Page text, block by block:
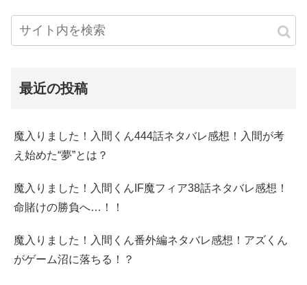
最近の投稿
魔入りました！入間くん444話ネタバレ感想！入間が考
え始めた“夢”とは？
魔入りました！入間くんIF魔フィア38話ネタバレ感想！
命賭けの勝負へ…！！
魔入りました！入間くん番外編ネタバレ感想！アズくん
がゲーム沼に落ちる！？